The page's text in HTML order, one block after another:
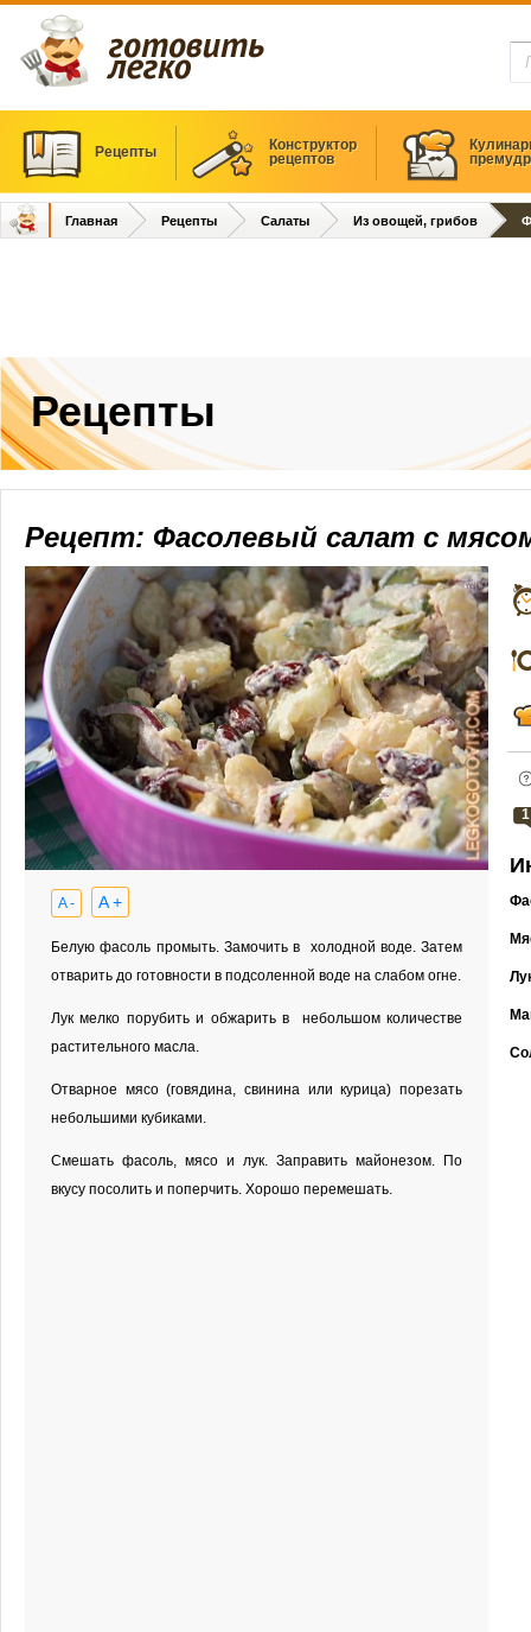
Рецепты
Конструктор
рецептов
Главная Рецепты Салаты Из овощей, грибов
Рецепты
Рецепт: Фасолевый салат с
A - A +
Белую фасоль промыть. Замочить в холодной воде. Затем
отварить до готовности в подсоленной воде на слабом огне.
Лук мелко порубить и обжарить в небольшом количестве
растительного масла.
Отварное мясо (говядина, свинина или курица) порезать
небольшими кубиками.
Смешать фасоль, мясо и лук. Заправить майонезом. По
вкусу посолить и поперчить. Хорошо перемешать.
1